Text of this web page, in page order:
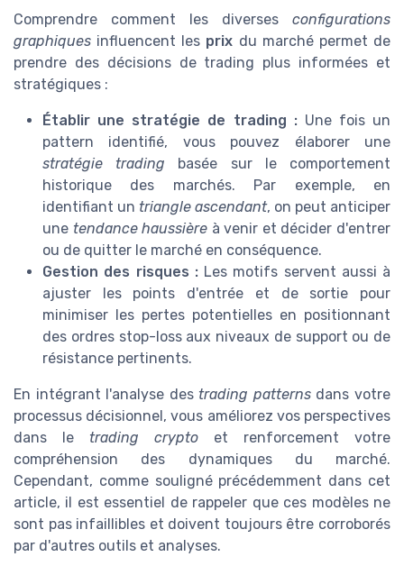
Comprendre comment les diverses configurations
graphiques influencent les prix du marché permet de
prendre des décisions de trading plus informées et
stratégiques :
Établir une stratégie de trading :Une fois un
pattern identifié, vous pouvez élaborer une
stratégie trading basée sur le comportement
historique des marchés. Par exemple, en
identifiant un triangle ascendant, on peut anticiper
une tendance haussière à venir et décider d'entrer
ou de quitter le marché en conséquence.
Gestion des risques :Les motifs servent aussi à
ajuster les points d'entrée et de sortie pour
minimiser les pertes potentielles en positionnant
des ordres stop-loss aux niveaux de support ou de
résistance pertinents.
En intégrant l'analyse des trading patternsdans votre
processus décisionnel, vous améliorez vos perspectives
dans le trading crypto et renforcement votre
compréhension des dynamiques du marché.
Cependant, comme souligné précédemment dans cet
article, il est essentiel de rappeler que ces modèles ne
sont pas infaillibles et doivent toujours être corroborés
par d'autres outils et analyses.